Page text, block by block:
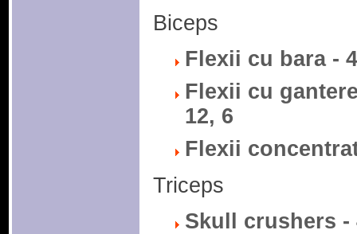
Biceps
Flexii cu bara -
Flexii cu
12, 6
Flexii
Triceps
Skull crushers -